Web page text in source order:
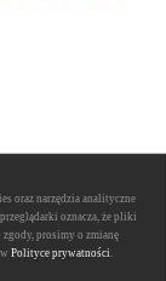
oraz narzędzia analityczne
oznacza, że pliki
zgody, prosimy o zmianę
Polityce prywatności.